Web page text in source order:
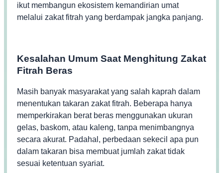
ikut membangun ekosistem kemandirian umat
melalui zakat fitrah yang berdampak jangka panjang.
Kesalahan Umum Saat Menghitung Zakat
Fitrah Beras
Masih banyak masyarakat yang salah kaprah dalam
menentukan takaran zakat fitrah. Beberapa hanya
memperkirakan berat beras menggunakan ukuran
gelas, baskom, atau kaleng, tanpa menimbangnya
secara akurat. Padahal, perbedaan sekecil apa pun
dalam takaran bisa membuat jumlah zakat tidak
sesuai ketentuan syariat.